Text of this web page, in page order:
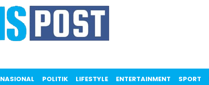
NASIONAL POLITIK LIFESTYLE ENTERTAINMENT SPORT